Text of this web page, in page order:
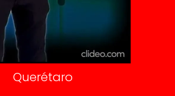
Aviso Oportuno
Consultas
Querétaro